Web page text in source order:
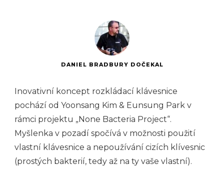
DANIEL BRADBURY DOČEKAL
Inovativní koncept rozkládací klávesnice
pochází od Yoonsang Kim & Eunsung Park v
rámci projektu „None Bacteria Project“.
Myšlenka v pozadí spočívá v možnosti použití
vlastní klávesnice a nepoužívání cizích klívesnic
(prostých bakterií, tedy až na ty vaše vlastní).